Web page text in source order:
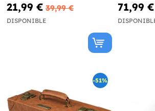
21,99 € 39,99 €
DISPONIBLE
71,99 €
-51%